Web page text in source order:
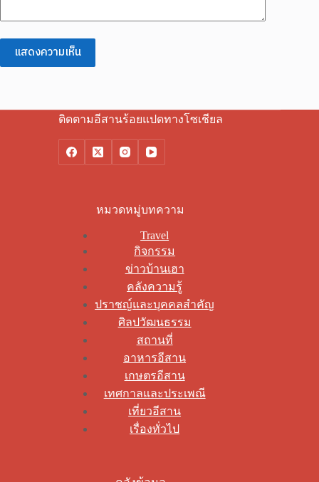
แสดงความเห็น
ติดตามอีสานร้อยแปดทางโซเชียล
หมวดหมู่บทความ
Travel
กิจกรรม
ข่าวบ้านเฮา
คลังความรู้
ปราชญ์และบุคคลสำคัญ
ศิลปวัฒนธรรม
สถานที่
อาหารอีสาน
เกษตรอีสาน
เทศกาลและประเพณี
เที่ยวอีสาน
เรื่องทั่วไป